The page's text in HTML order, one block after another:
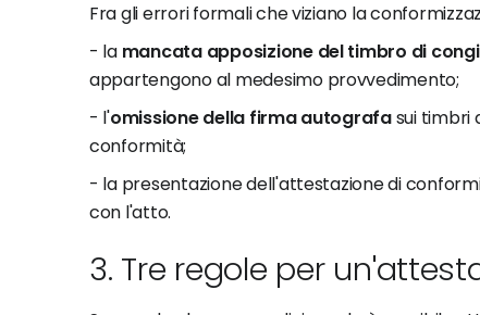
Fra gli errori formali che viziano la
- la mancata apposizione del timbro di
appartengono al medesimo provvedimento;
- l'omissione della firma autografasui timbri
conformità;
- la presentazione dell'attestazione di
con l'atto.
3. Tre regole per